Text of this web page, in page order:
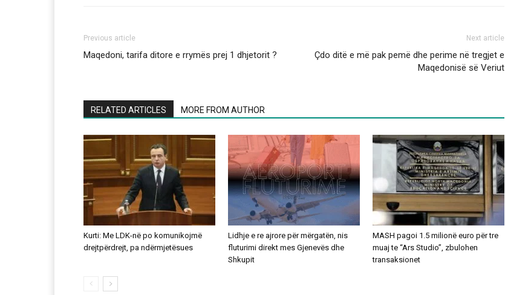
Previous article
Maqedoni, tarifa ditore e rrymës prej 1 dhjetorit ?
Next article
Çdo ditë e më pak pemë dhe perime në tregjet e
Maqedonisë së Veriut
RELATED ARTICLES MORE FROM AUTHOR
Kurti: Me LDK-në po komunikojmë
drejtpërdrejt, pa ndërmjetësues
Lidhje e re ajrore për mërgatën, nis
fluturimi direkt mes Gjenevës dhe
Shkupit
MASH pagoi 1.5 milionë euro për tre
muaj te “Ars Studio”, zbulohen
transaksionet